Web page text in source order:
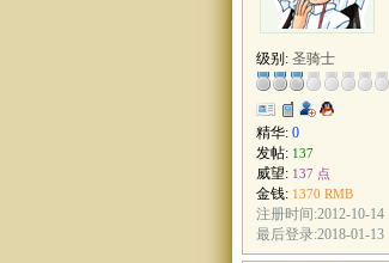
级别: 圣骑士
精华: 0
发帖: 137
威望: 137 点
金钱: 1370 RMB
注册时间:2012-10-14
最后登录:2018-01-13